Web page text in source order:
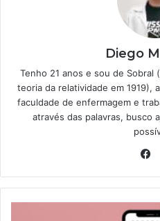
Diego
Tenho 21 anos e sou de Sobral
teoria da relatividade em 1919),
faculdade de enfermagem e
através das palavras, busco